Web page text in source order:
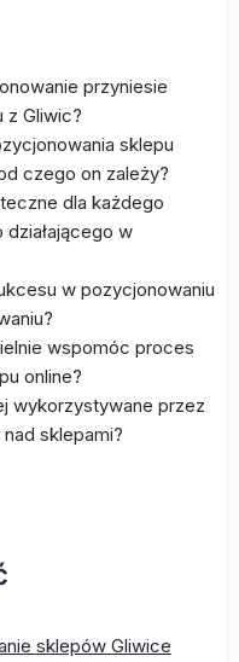
przyniesie
z Gliwic?
sklepu
czego on zależy?
dla każdego
w
w pozycjonowaniu
wspomóc proces
online?
wykorzystywane przez
sklepami?
sklepów Gliwice